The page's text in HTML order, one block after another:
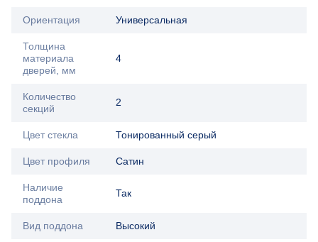
Ориентация Универсальная
Толщина
материала
дверей, мм
4
Количество
секций
2
Цвет стекла Тонированный серый
Цвет профиля Сатин
Наличие
поддона
Так
Вид поддона Высокий